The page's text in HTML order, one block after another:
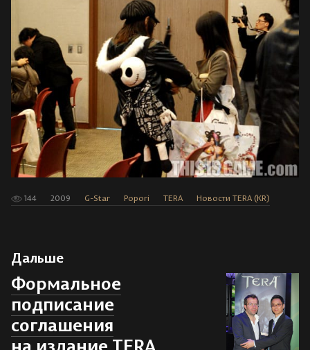
144 2009 G-Star Popori TERA Новости TERA (KR)
Дальше
Формальное
подписание
соглашения